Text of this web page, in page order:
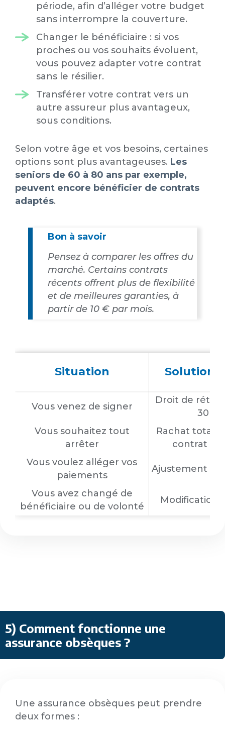
période, afin d’alléger votre budget
sans interrompre la couverture.
Changer le bénéficiaire : si vos
proches ou vos souhaits évoluent,
vous pouvez adapter votre contrat
sans le résilier.
Transférer votre contrat vers un
autre assureur plus avantageux,
sous conditions.
Selon votre âge et vos besoins, certaines
options sont plus avantageuses. Les
seniors de 60 à 80 ans par exemple,
peuvent encore bénéficier de contrats
adaptés.
Bon à savoir
Pensez à comparer les offres du
marché. Certains contrats
récents offrent plus de flexibilité
et de meilleures garanties, à
partir de 10 € par mois.
Situation Solution
Vous venez de signer
Droit de
30
Vous souhaitez tout
arrêter
Rachat total
contrat en
Vous voulez alléger vos
paiements
Ajustement
Vous avez changé de
bénéficiaire ou de volonté
Modification
5) Comment fonctionne une
assurance obsèques ?
Une assurance obsèques peut prendre
deux formes :